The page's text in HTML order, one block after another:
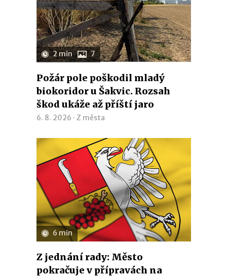
2 min 7
Požár pole poškodil mladý
biokoridor u Šakvic. Rozsah
škod ukáže až příští jaro
6. 8. 2026 · Z města
6 min
Z jednání rady: Město
pokračuje v přípravách na